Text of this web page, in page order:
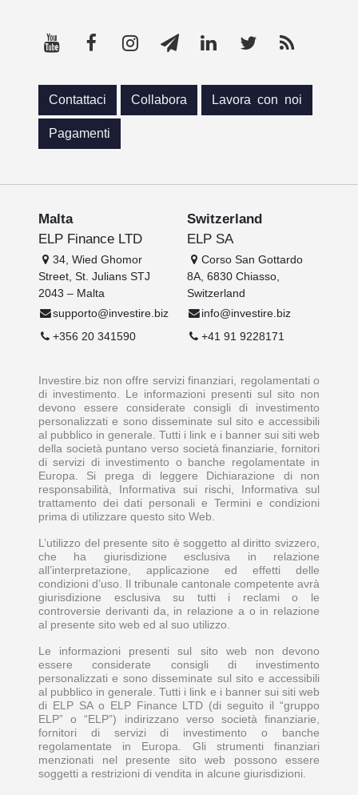
Contattaci Collabora Lavora con noi
Pagamenti
Malta
ELP Finance LTD
34, Wied Ghomor
Street, St. Julians STJ
2043 – Malta
supporto@investire.biz
+356 20 341590
Switzerland
ELP SA
Corso San Gottardo
8A, 6830 Chiasso,
Switzerland
info@investire.biz
+41 91 9228171
Investire.biz non offre servizi finanziari, regolamentati o
di investimento. Le informazioni presenti sul sito non
devono essere considerate consigli di investimento
personalizzati e sono disseminate sul sito e accessibili
al pubblico in generale. Tutti i link e i banner sui siti web
della società puntano verso società finanziarie, fornitori
di servizi di investimento o banche regolamentate in
Europa. Si prega di leggere Dichiarazione di non
responsabilità, Informativa sui rischi, Informativa sul
trattamento dei dati personali e Termini e condizioni
prima di utilizzare questo sito Web.
L’utilizzo del presente sito è soggetto al diritto svizzero,
che ha giurisdizione esclusiva in relazione
all’interpretazione, applicazione ed effetti delle
condizioni d’uso. Il tribunale cantonale competente avrà
giurisdizione esclusiva su tutti i reclami o le
controversie derivanti da, in relazione a o in relazione
al presente sito web ed al suo utilizzo.
Le informazioni presenti sul sito web non devono
essere considerate consigli di investimento
personalizzati e sono disseminate sul sito e accessibili
al pubblico in generale. Tutti i link e i banner sui siti web
di ELP SA o ELP Finance LTD (di seguito il “gruppo
ELP” o “ELP”) indirizzano verso società finanziarie,
fornitori di servizi di investimento o banche
regolamentate in Europa. Gli strumenti finanziari
menzionati nel presente sito web possono essere
soggetti a restrizioni di vendita in alcune giurisdizioni.